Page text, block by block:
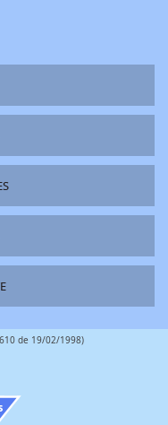
de 19/02/1998)